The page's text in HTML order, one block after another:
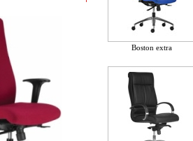
Boston extra